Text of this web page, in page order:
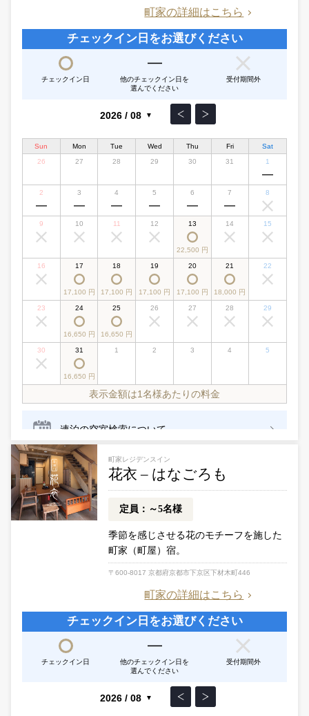
町家の詳細はこちら
町家レジデンスイン
花衣 – はなごろも
定員：～5名様
季節を感じさせる花のモチーフを施した
町家（町屋）宿。
〒600-8017 京都府京都市下京区下材木町446
町家の詳細はこちら